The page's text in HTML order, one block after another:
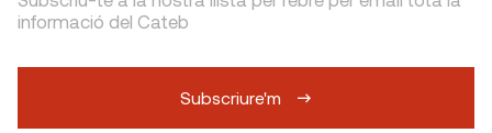
informació del Cateb
Subscriure'm